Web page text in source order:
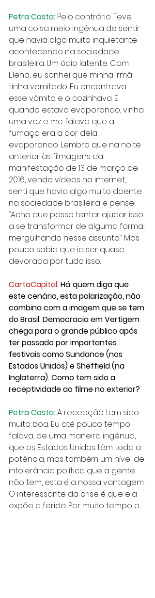
Petra Costa: Pelo contrário. Teve
uma coisa meio ingênua de sentir
que havia algo muito inquietante
acontecendo na sociedade
brasileira. Um ódio latente. Com
Elena, eu sonhei que minha irmã
tinha vomitado. Eu encontrava
esse vômito e o cozinhava. E
quando estava evaporando, vinha
uma voz e me falava que a
fumaça era a dor dela
evaporando. Lembro que na noite
anterior às filmagens da
manifestação de 13 de março de
2016, vendo vídeos na internet,
senti que havia algo muito doente
na sociedade brasileira e pensei:
“Acho que posso tentar ajudar isso
a se transformar de alguma forma,
mergulhando nesse assunto.” Mas
pouco sabia que ia ser quase
devorada por tudo isso.
CartaCapital: Há quem diga que
este cenário, esta polarização, não
combina com a imagem que se tem
do Brasil. Democracia em Vertigem
chega para o grande público após
ter passado por importantes
festivais como Sundance (nos
Estados Unidos) e Sheffield (na
Inglaterra). Como tem sido a
receptividade ao filme no exterior?
Petra Costa: A recepção tem sido
muito boa. Eu até pouco tempo
falava, de uma maneira ingênua,
que os Estados Unidos têm toda a
potência, mas também um nível de
intolerância política que a gente
não tem, esta é a nossa vantagem.
O interessante da crise é que ela
expõe a ferida. Por muito tempo o